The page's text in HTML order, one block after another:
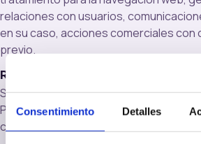
Consentimiento Detalles
relaciones con usuarios,
en su caso, acciones comerciales con
previo.
Responsable del tratamiento
SERSO NALÓN, S.A. (CIF A74002627),
Puente s/n, 33930 Langreo (Asturias),
chaletimperio1@gmail.com, 985 678